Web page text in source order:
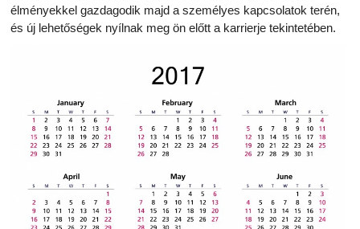
élményekkel gazdagodik majd a személyes kapcsolatok terén,
és új lehetőségek nyílnak meg ön előtt a karrierje tekintetében.